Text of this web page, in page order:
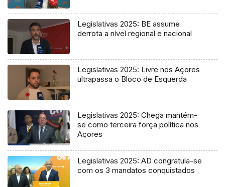
Legislativas 2025: BE assume
derrota a nível regional e nacional
Legislativas 2025: Livre nos Açores
ultrapassa o Bloco de Esquerda
Legislativas 2025: Chega mantém-
se como terceira força política nos
Açores
Legislativas 2025: AD congratula-se
com os 3 mandatos conquistados